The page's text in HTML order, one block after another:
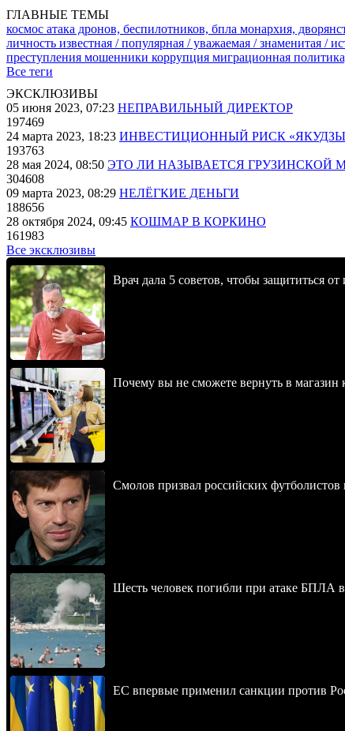
ГЛАВНЫЕ ТЕМЫ
космос атака дронов, беспилотников, бпла монархия,
личность известная / популярная / уважаемая / знаменитая /
преступления мошенники коррупция миграционная
Все теги
ЭКСКЛЮЗИВЫ
05 июня 2023, 07:23 НЕПРАВИЛЬНЫЙ ДИРЕКТОР
197469
24 марта 2023, 18:23 ИНВЕСТИЦИОННЫЙ РИСК
193763
28 мая 2024, 08:50 ЭТО ЛИ НАЗЫВАЕТСЯ ГРУЗИНСКОЙ
304608
09 марта 2023, 08:29 НЕЛЁГКИЕ ДЕНЬГИ
188656
28 октября 2024, 09:45 КОШМАР В КОРКИНО
161983
Все эксклюзивы
Врач дала 5 советов, чтобы защититься
Почему вы не сможете вернуть в магазин
Смолов призвал российских футболистов
Шесть человек погибли при атаке БПЛА
ЕС впервые применил санкции против